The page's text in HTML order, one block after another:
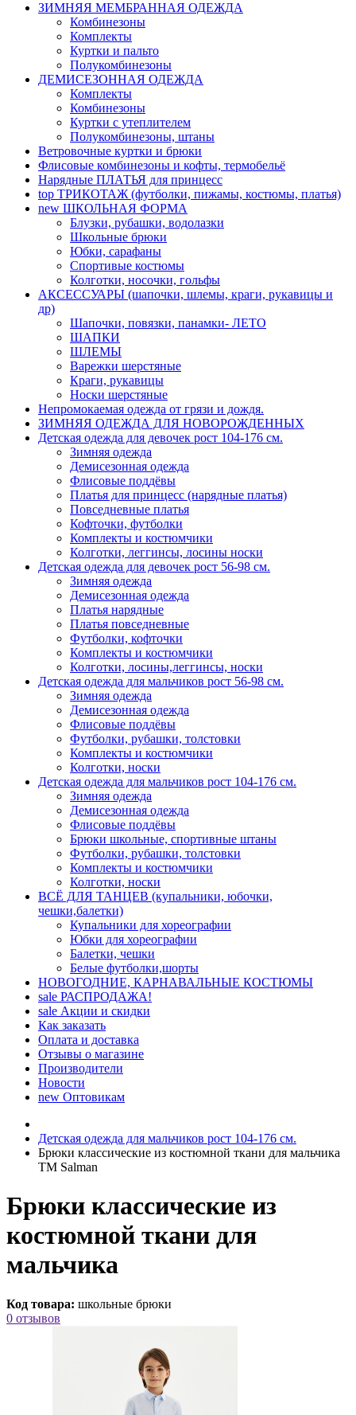
ЗИМНЯЯ МЕМБРАННАЯ ОДЕЖДА
Комбинезоны
Комплекты
Куртки и пальто
Полукомбинезоны
ДЕМИСЕЗОННАЯ ОДЕЖДА
Комплекты
Комбинезоны
Куртки с утеплителем
Полукомбинезоны, штаны
Ветровочные куртки и брюки
Флисовые комбинезоны и кофты, термобельё
Нарядные ПЛАТЬЯ для принцесс
top ТРИКОТАЖ (футболки, пижамы, костюмы, платья)
new ШКОЛЬНАЯ ФОРМА
Блузки, рубашки, водолазки
Школьные брюки
Юбки, сарафаны
Спортивые костюмы
Колготки, носочки, гольфы
АКСЕССУАРЫ (шапочки, шлемы, краги, рукавицы и
др)
Шапочки, повязки, панамки- ЛЕТО
ШАПКИ
ШЛЕМЫ
Варежки шерстяные
Краги, рукавицы
Носки шерстяные
Непромокаемая одежда от грязи и дождя.
ЗИМНЯЯ ОДЕЖДА ДЛЯ НОВОРОЖДЕННЫХ
Детская одежда для девочек рост 104-176 см.
Зимняя одежда
Демисезонная одежда
Флисовые поддёвы
Платья для принцесс (нарядные платья)
Повседневные платья
Кофточки, футболки
Комплекты и костюмчики
Колготки, леггинсы, лосины носки
Детская одежда для девочек рост 56-98 см.
Зимняя одежда
Демисезонная одежда
Платья нарядные
Платья повседневные
Футболки, кофточки
Комплекты и костюмчики
Колготки, лосины,леггинсы, носки
Детская одежда для мальчиков рост 56-98 см.
Зимняя одежда
Демисезонная одежда
Флисовые поддёвы
Футболки, рубашки, толстовки
Комплекты и костюмчики
Колготки, носки
Детская одежда для мальчиков рост 104-176 см.
Зимняя одежда
Демисезонная одежда
Флисовые поддёвы
Брюки школьные, спортивные штаны
Футболки, рубашки, толстовки
Комплекты и костюмчики
Колготки, носки
ВСЁ ДЛЯ ТАНЦЕВ (купальники, юбочки,
чешки,балетки)
Купальники для хореографии
Юбки для хореографии
Балетки, чешки
Белые футболки,шорты
НОВОГОДНИЕ, КАРНАВАЛЬНЫЕ КОСТЮМЫ
sale РАСПРОДАЖА!
sale Акции и скидки
Как заказать
Оплата и доставка
Отзывы о магазине
Производители
Новости
new Оптовикам
Детская одежда для мальчиков рост 104-176 см.
Брюки классические из костюмной ткани для мальчика
TM Salman
Брюки классические из
костюмной ткани для
мальчика
Код товара: школьные брюки
0 отзывов